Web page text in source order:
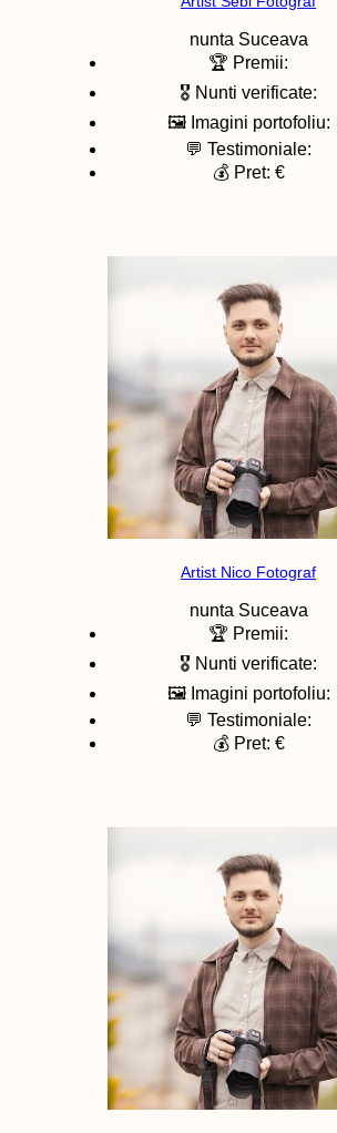
nunta Suceava
🏆 Premii:
🎖️ Nunti verificate:
🖼️ Imagini portofoliu:
💬 Testimoniale:
💰 Pret: €
Artist Nico Fotograf
nunta Suceava
🏆 Premii:
🎖️ Nunti verificate:
🖼️ Imagini portofoliu:
💬 Testimoniale:
💰 Pret: €